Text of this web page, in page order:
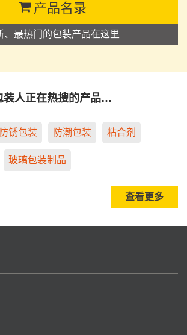
产品名录
、最热门的包装产品在这里
装人正在热搜的产品…
防锈包装 防潮包装 粘合剂
玻璃包装制品
查看更多